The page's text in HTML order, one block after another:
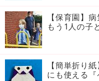
【保育園】
もう1人の子
【簡単折り
にも使える『